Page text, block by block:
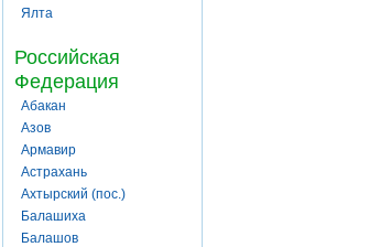
Ялта
Российская
Федерация
Абакан
Азов
Армавир
Астрахань
Ахтырский (пос.)
Балашиха
Балашов